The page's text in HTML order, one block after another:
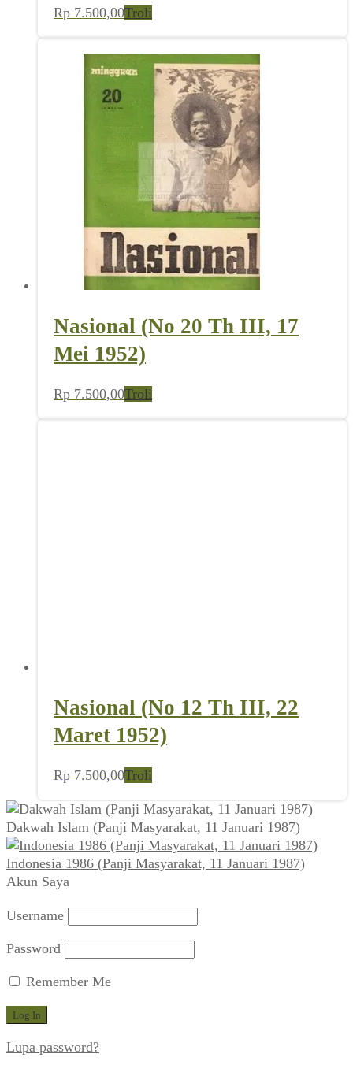
Rp 7.500,00Troli
Nasional (No 20 Th III, 17
Mei 1952)
Rp 7.500,00Troli
Nasional (No 12 Th III, 22
Maret 1952)
Rp 7.500,00Troli
Dakwah Islam (Panji Masyarakat, 11 Januari 1987)
Indonesia 1986 (Panji Masyarakat, 11 Januari 1987)
Akun Saya
Username
Password
Remember Me
Lupa password?